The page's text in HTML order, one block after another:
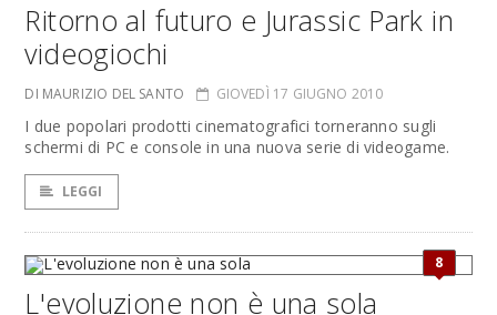
Ritorno al futuro e Jurassic Park in
videogiochi
DI MAURIZIO DEL SANTO GIOVEDÌ 17 GIUGNO 2010
I due popolari prodotti cinematografici torneranno sugli
schermi di PC e console in una nuova serie di videogame.
LEGGI
8
L'evoluzione non è una sola